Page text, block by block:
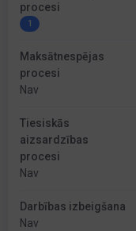
procesi
1
Maksātnespējas
procesi
Nav
Tiesiskās
aizsardzības
procesi
Nav
Darbības izbeigšana
Nav